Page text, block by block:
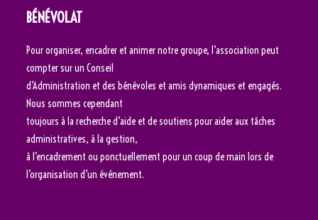
BÉNÉVOLAT
Pour organiser, encadrer et animer notre groupe, l’association peut
compter sur un Conseil
d’Administration et des bénévoles et amis dynamiques et engagés.
Nous sommes cependant
toujours à la recherche d’aide et de soutiens pour aider aux tâches
administratives, à la gestion,
à l’encadrement ou ponctuellement pour un coup de main lors de
l’organisation d’un événement.